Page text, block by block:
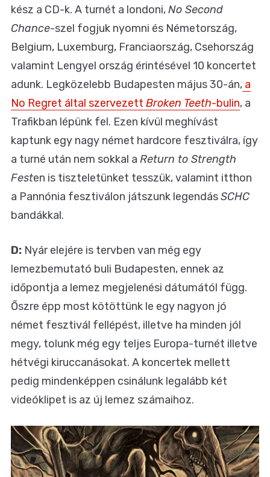
kész a CD-k. A turnét a londoni,No Second
Chance-szel fogjuk nyomni és Németország,
Belgium, Luxemburg, Franciaország, Csehország
valamint Lengyel ország érintésével 10 koncertet
adunk. Legközelebb Budapesten május 30-án, a
No Regret által szervezett Broken Teeth-bulin, a
Trafikban lépünk fel. Ezen kívül meghívást
kaptunk egy nagy német hardcore fesztiválra, így
a turné után nem sokkal a Return to Strength
Festen is tiszteletünket tesszük, valamint itthon
a Pannónia fesztiválon játszunk legendásSCHC
bandákkal.
D: Nyár elejére is tervben van még egy
lemezbemutató buli Budapesten, ennek az
időpontja a lemez megjelenési dátumától függ.
Őszre épp most kötöttünk le egy nagyon jó
német fesztivál fellépést, illetve ha minden jól
megy, tolunk még egy teljes Europa-turnét illetve
hétvégi kiruccanásokat. A koncertek mellett
pedig mindenképpen csinálunk legalább két
videóklipet is az új lemez számaihoz.